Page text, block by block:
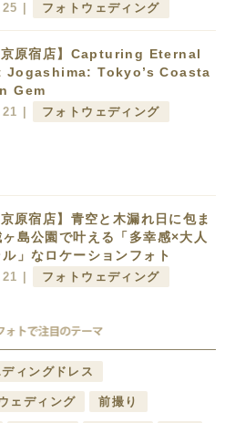
| フォトウェディング
京原宿店】Capturing Eternal
Jogashima: Tokyo’s Coasta
Gem
| フォトウェディング
原宿店】青空と木漏れ日に包ま
島公園で叶える「多幸感×大人
」なロケーションフォト
| フォトウェディング
ディングドレス
ェディング 前撮り